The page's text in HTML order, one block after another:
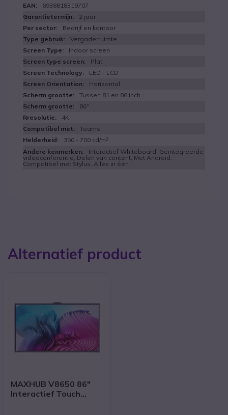
6938818319707
2 jaar
Bedrijf en kantoor
Vergaderruimte
Indoor screen
Plat
LED - LCD
Horizontal
Tussen 81 en 86 inch
86''
4K
Teams
350 - 700 cd/m²
Interactief Whiteboard, Geïntegreerde
videoconferentie, Delen van content, Met Android,
Compatibel met Stylus, Alles in één
Alternatief product
MAXHUB V8650 86"
Interactief Touch